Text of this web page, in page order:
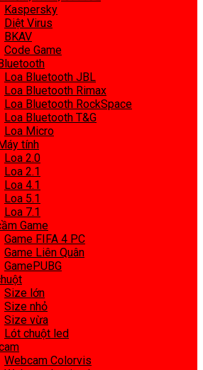
Kaspersky
Diệt Virus
BKAV
Code Game
Loa Bluetooth JBL
Loa Bluetooth Rimax
Loa Bluetooth RockSpace
Loa Bluetooth T&G
Loa Micro
tính
Loa 2.0
Loa 2.1
Loa 4.1
Loa 5.1
Loa 7.1
Game
Game FIFA 4 PC
Game Liên Quân
GamePUBG
Size lớn
Size nhỏ
Size vừa
Lót chuột led
Webcam Colorvis